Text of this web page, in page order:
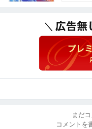
まだ
コメントを